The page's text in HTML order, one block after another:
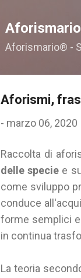
Aforismario
Aforismario® -
Aforismi,
- marzo 06, 2020
Raccolta di
delle specie e
come sviluppo
conduce
forme semplici
in continua
La teoria